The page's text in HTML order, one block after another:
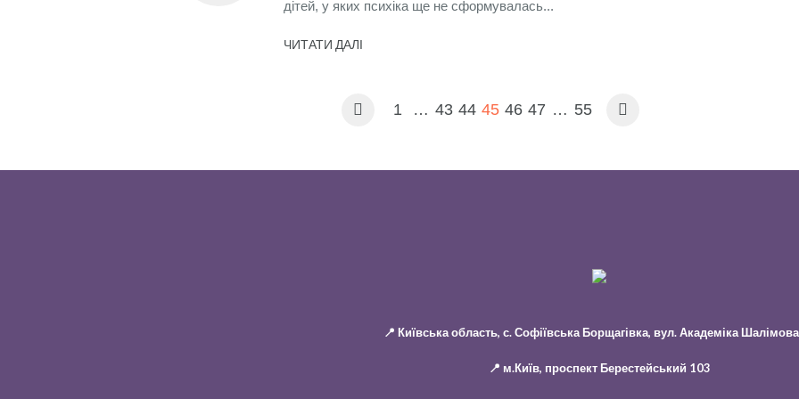
дітей, у яких психіка ще не сформувалась...
ЧИТАТИ ДАЛІ
1 … 43 44 45 46 47 … 55
📍 Київська область, с. Софіївська Борщагівка, вул. Академіка
📍 м.Київ, проспект Берестейський 103